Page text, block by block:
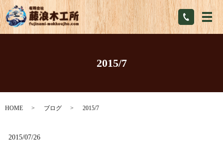
メ
2015/7
HOME ブログ 2015/7
2015/07/26